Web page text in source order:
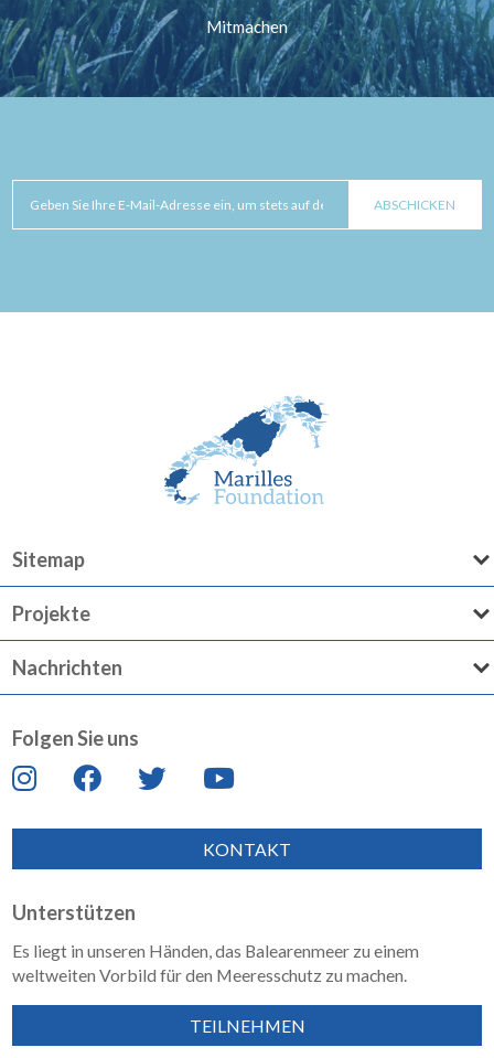
Mitmachen
Sitemap
Projekte
Nachrichten
Folgen Sie uns
KONTAKT
Unterstützen
Es liegt in unseren Händen, das Balearenmeer zu einem
weltweiten Vorbild für den Meeresschutz zu machen.
TEILNEHMEN